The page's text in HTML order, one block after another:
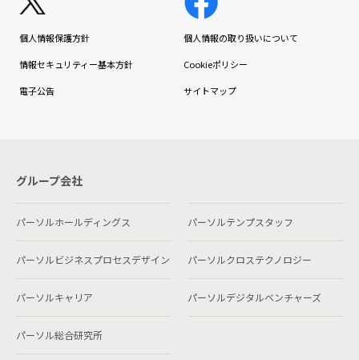
個人情報保護方針 個人情報の取り扱いについて
情報セキュリティー基本方針 Cookieポリシー
電子公告 サイトマップ
グループ会社
パーソルホールディングス パーソルテンプスタッフ
パーソルビジネスプロセスデザイン パーソルクロステクノロジー
パーソルキャリア パーソルデジタルベンチャーズ
パーソル総合研究所